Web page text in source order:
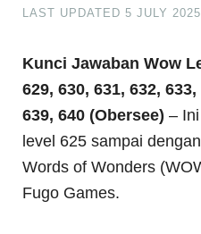
LAST UPDATED5 JULY 2025
Kunci Jawaban Wow
629, 630, 631, 632,
639, 640 (Obersee) –
level 625 sampai
Words of Wonders
Fugo Games.